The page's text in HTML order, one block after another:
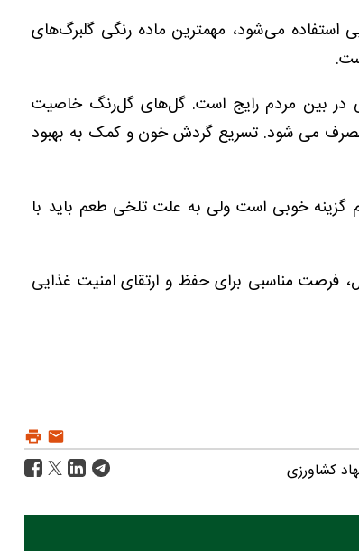
استفاده می‌شود، مهمترین ماده رنگی گلبرگ‌های
در بین مردم رایج است. گل‌های گل‌رنگ خاصیت
می شود. تسریع گردش خون و کمک به بهبود
گزینه خوبی است ولی به علت تلخی طعم باید با
فرصت مناسبی برای حفظ و ارتقای امنیت غذایی
کشاورزی